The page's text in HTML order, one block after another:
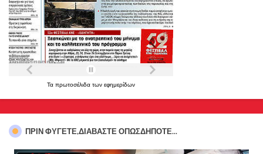
Τα πρωτοσέλιδα των εφημερίδων
ΠΡΊΝ ΦΎΓΕΤΕ,ΔΙΑΒΆΣΤΕ ΟΠΩΣΔΉΠΟΤΕ...